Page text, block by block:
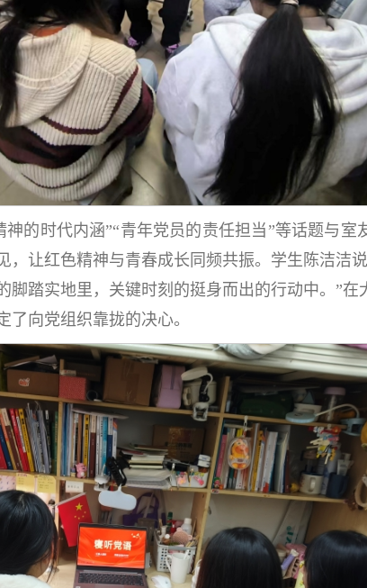
的时代内涵”“青年党员的责任担当”等话题与室
，让红色精神与青春成长同频共振。学生陈洁洁
踏实地里，关键时刻的挺身而出的行动中。”在
向党组织靠拢的决心。